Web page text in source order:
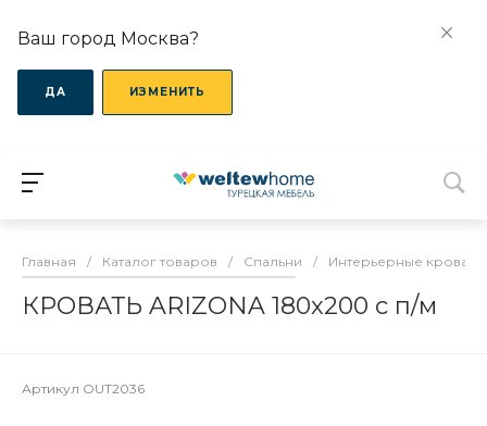
Ваш город Москва?
ДА ИЗМЕНИТЬ
Главная / Каталог товаров / Спальни / Интерьерные кровати
КРОВАТЬ ARIZONA 180x200 с п/м
Артикул OUT2036